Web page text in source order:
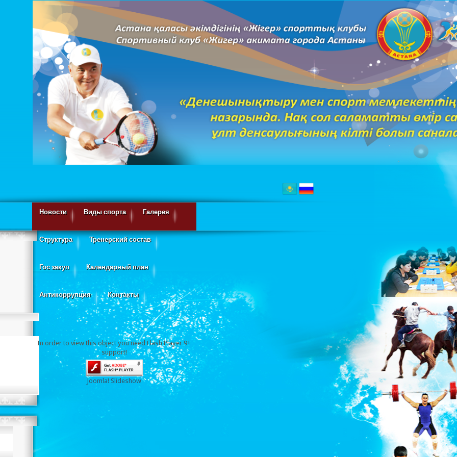
Новости Виды спорта Галерея
Структура Тренерский состав
Гос закуп Календарный план
Антикоррупция Контакты
In order to view this object you need Flash Player 9+
support!
Joomla! Slideshow
турнир по асык ату